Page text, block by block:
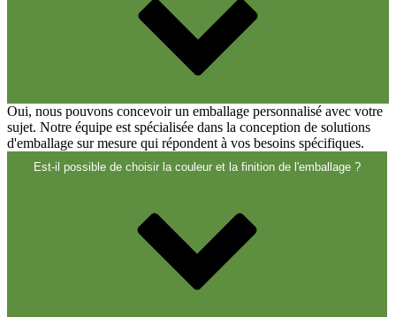
Produits chimiques(267)
Oui, nous pouvons concevoir un emballage personnalisé avec votre
sujet. Notre équipe est spécialisée dans la conception de solutions
d'emballage sur mesure qui répondent à vos besoins spécifiques.
Est-il possible de choisir la couleur et la finition de l'emballage ?